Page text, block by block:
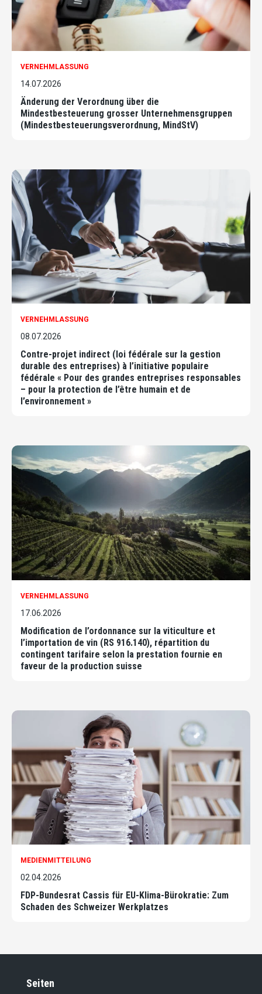
VERNEHMLASSUNG
14.07.2026
Änderung der Verordnung über die
Mindestbesteuerung grosser Unternehmensgruppen
(Mindestbesteuerungsverordnung, MindStV)
VERNEHMLASSUNG
08.07.2026
Contre-projet indirect (loi fédérale sur la gestion
durable des entreprises) à l’initiative populaire
fédérale « Pour des grandes entreprises responsables
– pour la protection de l’être humain et de
l’environnement »
VERNEHMLASSUNG
17.06.2026
Modification de l’ordonnance sur la viticulture et
l’importation de vin (RS 916.140), répartition du
contingent tarifaire selon la prestation fournie en
faveur de la production suisse
MEDIENMITTEILUNG
02.04.2026
FDP-Bundesrat Cassis für EU-Klima-Bürokratie: Zum
Schaden des Schweizer Werkplatzes
Seiten